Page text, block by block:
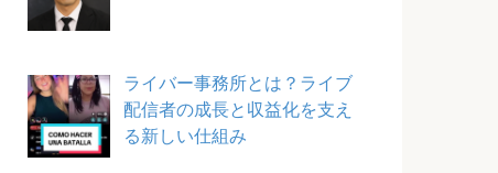
ライバー事務所とは？ライブ
配信者の成長と収益化を支え
る新しい仕組み